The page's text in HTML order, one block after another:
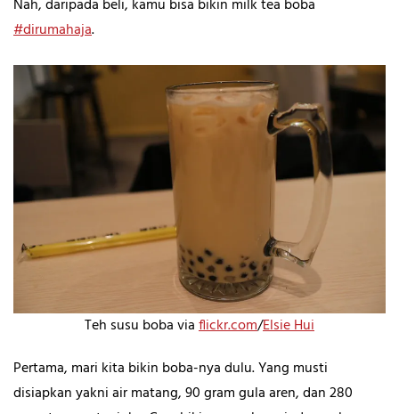
Nah, daripada beli, kamu bisa bikin milk tea boba
#dirumahaja.
Teh susu boba viaflickr.com/Elsie Hui
Pertama, mari kita bikin boba-nya dulu. Yang musti
disiapkan yakni air matang, 90 gram gula aren, dan 280